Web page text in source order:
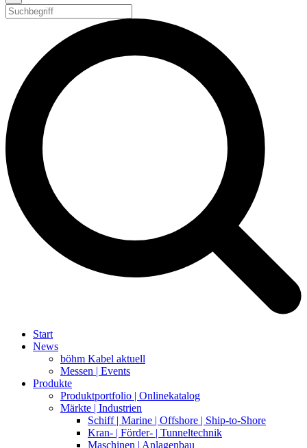
Start
News
böhm Kabel aktuell
Messen | Events
Produkte
Produktportfolio | Onlinekatalog
Märkte | Industrien
Schiff | Marine | Offshore | Ship-to-Shore
Kran- | Förder- | Tunneltechnik
Maschinen | Anlagenbau